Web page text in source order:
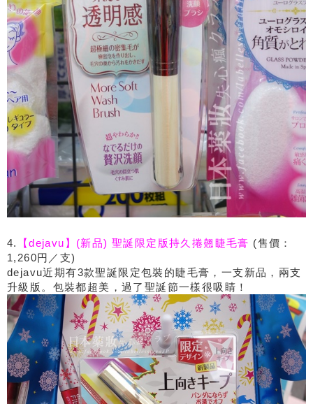
4. 【dejavu】(新品) 聖誕限定版持久捲翹睫毛膏 (售價：
1,260円／支)
dejavu近期有3款聖誕限定包裝的睫毛膏，一支新品，兩支
升級版。包裝都超美，過了聖誕節一樣很吸睛！